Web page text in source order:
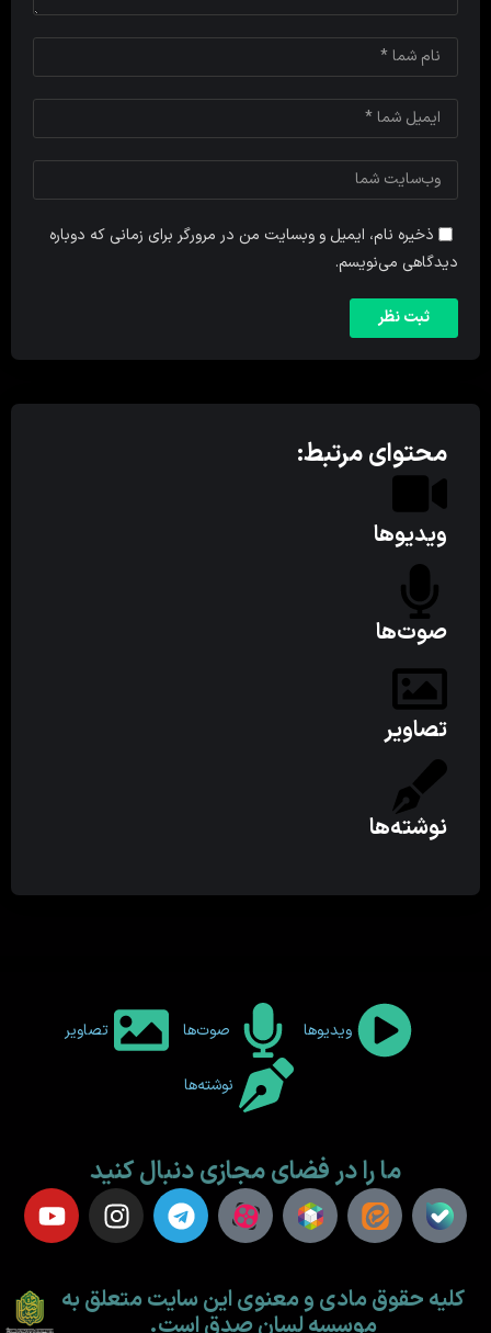
ذخیره نام، ایمیل و وبسایت من در مرورگر برای زمانی که دوباره
دیدگاهی می‌نویسم.
محتوای مرتبط:
ویدیوها
صوت‌ها
تصاویر
نوشته‌ها
ویدیوها صوت‌ها تصاویر
نوشته‌ها
ما را در فضای مجازی دنبال کنید
کلیه حقوق مادی و معنوی این سایت متعلق به